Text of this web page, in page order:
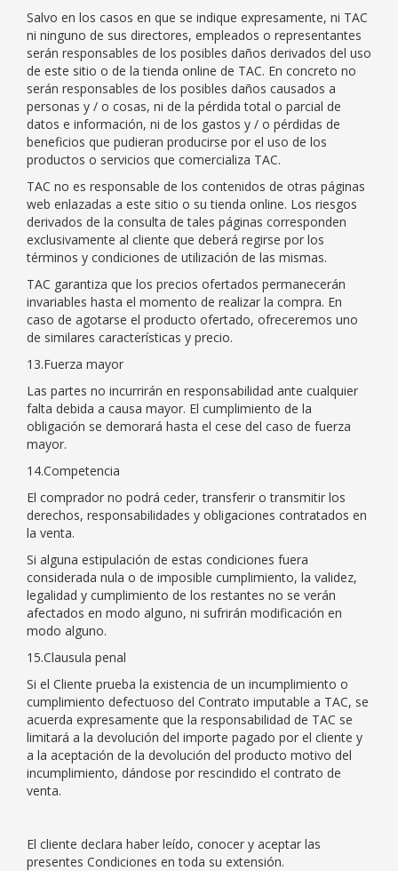
Salvo en los casos en que se indique expresamente, ni TAC
ni ninguno de sus directores, empleados o representantes
serán responsables de los posibles daños derivados del uso
de este sitio o de la tienda online de TAC. En concreto no
serán responsables de los posibles daños causados a
personas y / o cosas, ni de la pérdida total o parcial de
datos e información, ni de los gastos y / o pérdidas de
beneficios que pudieran producirse por el uso de los
productos o servicios que comercializa TAC.
TAC no es responsable de los contenidos de otras páginas
web enlazadas a este sitio o su tienda online. Los riesgos
derivados de la consulta de tales páginas corresponden
exclusivamente al cliente que deberá regirse por los
términos y condiciones de utilización de las mismas.
TAC garantiza que los precios ofertados permanecerán
invariables hasta el momento de realizar la compra. En
caso de agotarse el producto ofertado, ofreceremos uno
de similares características y precio.
13.Fuerza mayor
Las partes no incurrirán en responsabilidad ante cualquier
falta debida a causa mayor. El cumplimiento de la
obligación se demorará hasta el cese del caso de fuerza
mayor.
14.Competencia
El comprador no podrá ceder, transferir o transmitir los
derechos, responsabilidades y obligaciones contratados en
la venta.
Si alguna estipulación de estas condiciones fuera
considerada nula o de imposible cumplimiento, la validez,
legalidad y cumplimiento de los restantes no se verán
afectados en modo alguno, ni sufrirán modificación en
modo alguno.
15.Clausula penal
Si el Cliente prueba la existencia de un incumplimiento o
cumplimiento defectuoso del Contrato imputable a TAC, se
acuerda expresamente que la responsabilidad de TAC se
limitará a la devolución del importe pagado por el cliente y
a la aceptación de la devolución del producto motivo del
incumplimiento, dándose por rescindido el contrato de
venta.
El cliente declara haber leído, conocer y aceptar las
presentes Condiciones en toda su extensión.